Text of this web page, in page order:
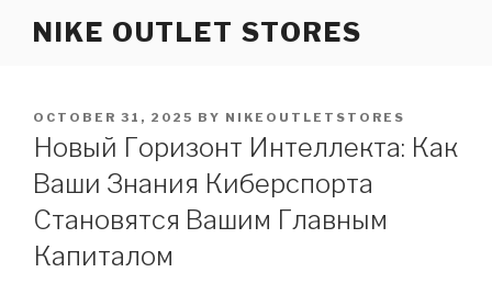
NIKE OUTLET STORES
POSTED
ON
OCTOBER 31, 2025 BY NIKEOUTLETSTORES
Новый Горизонт Интеллекта: Как
Ваши Знания Киберспорта
Становятся Вашим Главным
Капиталом